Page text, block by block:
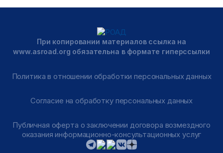
При копировании материалов ссылка на
www.asroad.org обязательна в формате гиперссылки
Политика в отношении обработки персональных данных
Согласие на обработку персональных данных
Публичная оферта о заключении договора возмездного
оказания информационно-консультационных услуг